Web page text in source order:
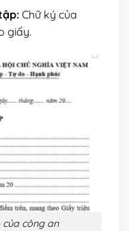
Chữ ký của
giấy.
công an